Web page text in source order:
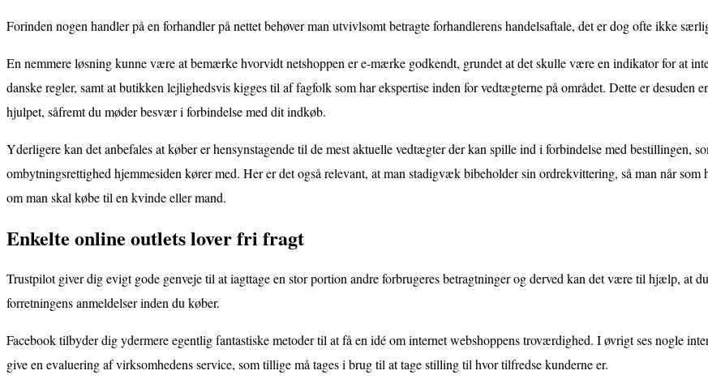
Forinden nogen handler på en forhandler på nettet behøver man utvivlsomt betragte forhandlerens handelsaftale, det er dog ofte ikke
En nemmere løsning kunne være at bemærke hvorvidt netshoppen er e-mærke godkendt, grundet at det skulle være en indikator for at
danske regler, samt at butikken lejlighedsvis kigges til af fagfolk som har ekspertise inden for vedtægterne på området. Dette er desuden
hjulpet, såfremt du møder besvær i forbindelse med dit indkøb.
Yderligere kan det anbefales at køber er hensynstagende til de mest aktuelle vedtægter der kan spille ind i forbindelse med bestillingen,
ombytningsrettighed hjemmesiden kører med. Her er det også relevant, at man stadigvæk bibeholder sin ordrekvittering, så man når som
om man skal købe til en kvinde eller mand.
Enkelte online outlets lover fri fragt
Trustpilot giver dig evigt gode genveje til at iagttage en stor portion andre forbrugeres betragtninger og derved kan det være til hjælp, at
forretningens anmeldelser inden du køber.
Facebook tilbyder dig ydermere egentlig fantastiske metoder til at få en idé om internet webshoppens troværdighed. I øvrigt ses nogle
give en evaluering af virksomhedens service, som tillige må tages i brug til at tage stilling til hvor tilfredse kunderne er.